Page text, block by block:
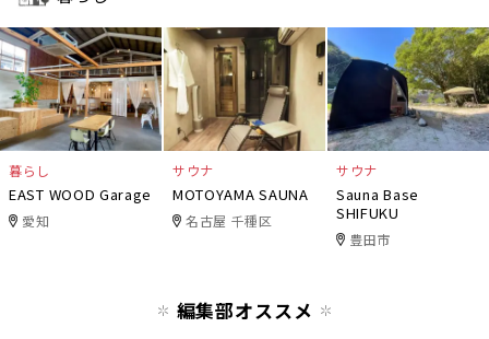
暮らし
EAST WOOD Garage
愛知
サウナ
MOTOYAMA SAUNA
名古屋 千種区
サウナ
Sauna Base
SHIFUKU
豊田市
編集部オススメ